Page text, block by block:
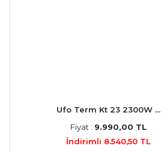
Ufo Term Kt 23 2300W ...
Fiyat : 9.990,00 TL
İndirimli 8.540,50 TL